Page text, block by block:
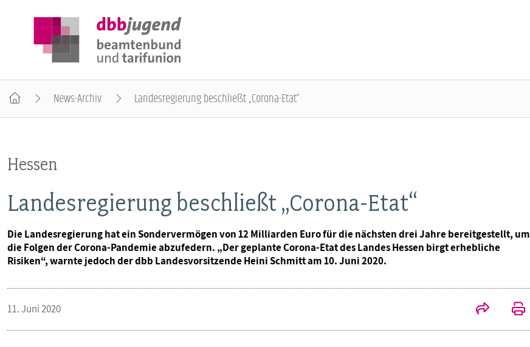
Kontakt
Mitgliedsgewerkschaften
Landesjugendbünde
POSITIONEN
AUSBILDUNGSINFORMATIONEN
Hochschulen
Jobkompass
INTERNATIONALES
VERANSTALTUNGEN UND SEMINARE
Bundesjugendausschuss
Bundesjugendtag
Parlamentarisches Sommerfest
MITGLIEDSCHAFT & SERVICE
Vorsorgewerk
Vorteilswelt
Akademie
Verlag
News-Archiv Landesregierung beschließt „Corona-Etat“
Hessen
Landesregierung beschließt „Corona-Etat“
Die Landesregierung hat ein Sondervermögen von 12 Milliarden Euro für die nächsten drei Jahre bereitgestellt, um
die Folgen der Corona-Pandemie abzufedern. „Der geplante Corona-Etat des Landes Hessen birgt erhebliche
Risiken“, warnte jedoch der dbb Landesvorsitzende Heini Schmitt am 10. Juni 2020.
11. Juni 2020